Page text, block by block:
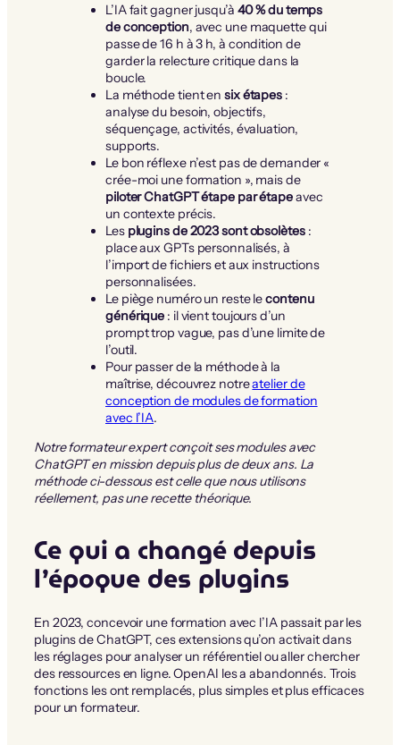
L’IA fait gagner jusqu’à 40 % du temps
de conception, avec une maquette qui
passe de 16 h à 3 h, à condition de
garder la relecture critique dans la
boucle.
La méthode tient en six étapes :
analyse du besoin, objectifs,
séquençage, activités, évaluation,
supports.
Le bon réflexe n’est pas de demander «
crée-moi une formation », mais de
piloter ChatGPT étape par étapeavec
un contexte précis.
Les plugins de 2023 sont obsolètes:
place aux GPTs personnalisés, à
l’import de fichiers et aux instructions
personnalisées.
Le piège numéro un reste lecontenu
générique : il vient toujours d’un
prompt trop vague, pas d’une limite de
l’outil.
Pour passer de la méthode à la
maîtrise, découvrez notreatelier de
conception de modules de formation
avec l’IA.
Notre formateur expert conçoit ses modules avec
ChatGPT en mission depuis plus de deux ans. La
méthode ci-dessous est celle que nous utilisons
réellement, pas une recette théorique.
Ce qui a changé depuis
l’époque des plugins
En 2023, concevoir une formation avec l’IA passait par les
plugins de ChatGPT, ces extensions qu’on activait dans
les réglages pour analyser un référentiel ou aller chercher
des ressources en ligne. OpenAI les a abandonnés. Trois
fonctions les ont remplacés, plus simples et plus efficaces
pour un formateur.